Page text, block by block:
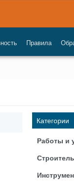
Правила
Категории
Работы и